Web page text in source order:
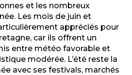
et les nombreux
Les mois de juin et
appréciés pour
car ils offrent un
entre météo favorable et
modérée. L’été reste la
avec ses festivals, marchés